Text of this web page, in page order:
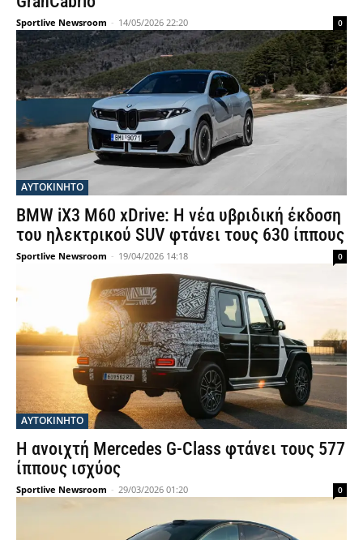
Sportlive Newsroom - 14/05/2026 22:20 0
ΑΥΤΟΚΙΝΗΤΟ
BMW iX3 M60 xDrive: Η νέα υβριδική έκδοση
του ηλεκτρικού SUV φτάνει τους 630 ίππους
Sportlive Newsroom - 19/04/2026 14:18 0
ΑΥΤΟΚΙΝΗΤΟ
Η ανοιχτή Mercedes G-Class φτάνει τους 577
ίππους ισχύος
Sportlive Newsroom - 29/03/2026 01:20 0